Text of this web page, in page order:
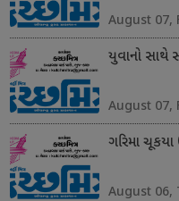
August 07,
યુવાનો સાથે
August 07,
ગરિમા ચૂકયા
August 06,